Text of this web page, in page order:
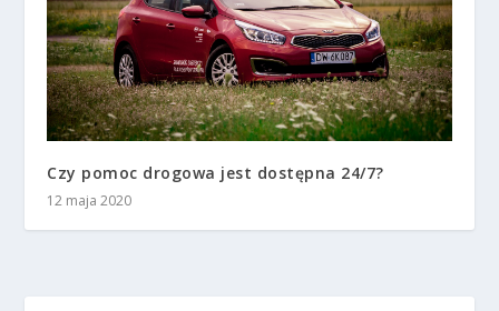
Czy pomoc drogowa jest dostępna 24/7?
12 maja 2020